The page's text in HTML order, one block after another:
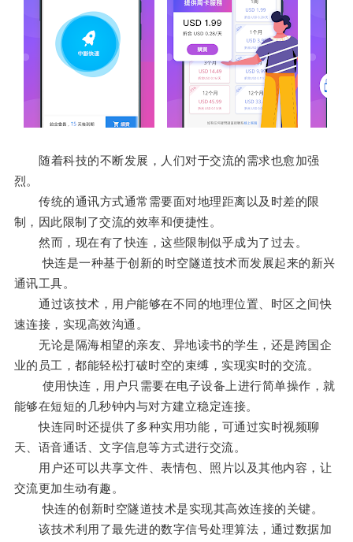
随着科技的不断发展，人们对于交流的需求也愈加强
烈。
传统的通讯方式通常需要面对地理距离以及时差的限
制，因此限制了交流的效率和便捷性。
然而，现在有了快连，这些限制似乎成为了过去。
快连是一种基于创新的时空隧道技术而发展起来的新兴
通讯工具。
通过该技术，用户能够在不同的地理位置、时区之间快
速连接，实现高效沟通。
无论是隔海相望的亲友、异地读书的学生，还是跨国企
业的员工，都能轻松打破时空的束缚，实现实时的交流。
使用快连，用户只需要在电子设备上进行简单操作，就
能够在短短的几秒钟内与对方建立稳定连接。
快连同时还提供了多种实用功能，可通过实时视频聊
天、语音通话、文字信息等方式进行交流。
用户还可以共享文件、表情包、照片以及其他内容，让
交流更加生动有趣。
快连的创新时空隧道技术是实现其高效连接的关键。
该技术利用了最先进的数字信号处理算法，通过数据加